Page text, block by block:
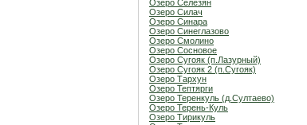
Озеро Селезян
Озеро Силач
Озеро Синара
Озеро Синеглазово
Озеро Смолино
Озеро Сосновое
Озеро Сугояк (п.Лазурный)
Озеро Сугояк 2 (п.Сугояк)
Озеро Тархун
Озеро Тептярги
Озеро Теренкуль (д.Султаево)
Озеро Терень-Куль
Озеро Тирикуль